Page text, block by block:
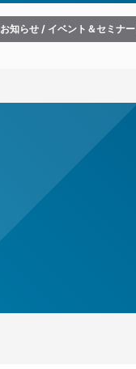
お知らせ / イベント＆セミナー